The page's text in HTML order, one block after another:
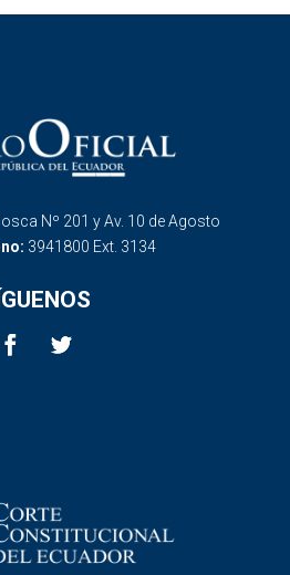
Nº 201 y Av. 10 de Agosto
3941800 Ext. 3134